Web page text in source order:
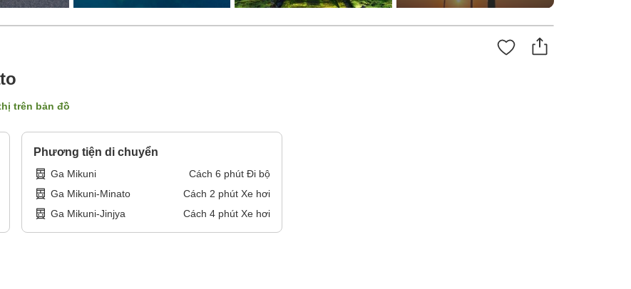
trên bản đồ
Phương tiện di chuyển
Ga Mikuni Cách 6 phút Đi bộ
Ga Mikuni-Minato
Cách 2 phút Xe hơi
Ga Mikuni-Jinjya
Cách 4phút Xe hơi